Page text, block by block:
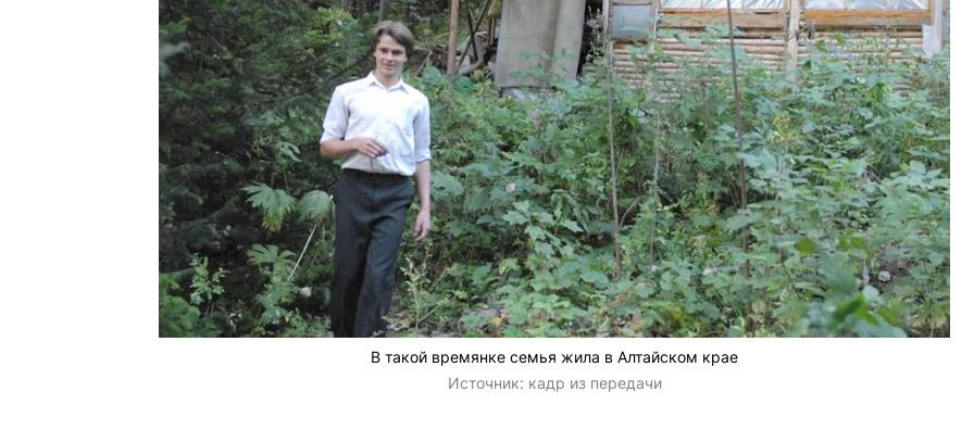
В такой времянке семья жила в Алтайском крае
Источник: кадр из передачи